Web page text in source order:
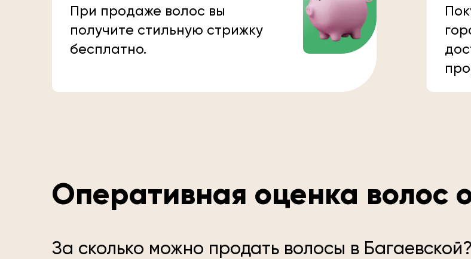
При продаже волос вы
получите стильную стрижку
бесплатно.
Оперативная оценка волос
За сколько можно продать волосы в Багаевской?